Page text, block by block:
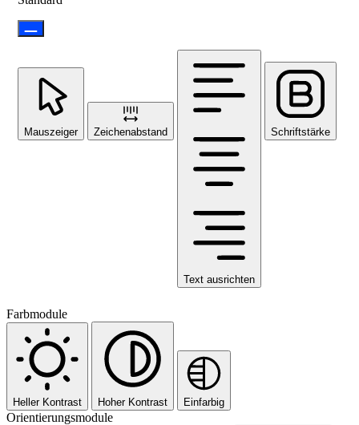
Mauszeiger Zeichenabstand
Text ausrichten
Schriftstärke
Farbmodule
Heller Kontrast Hoher Kontrast Einfarbig
Orientierungsmodule